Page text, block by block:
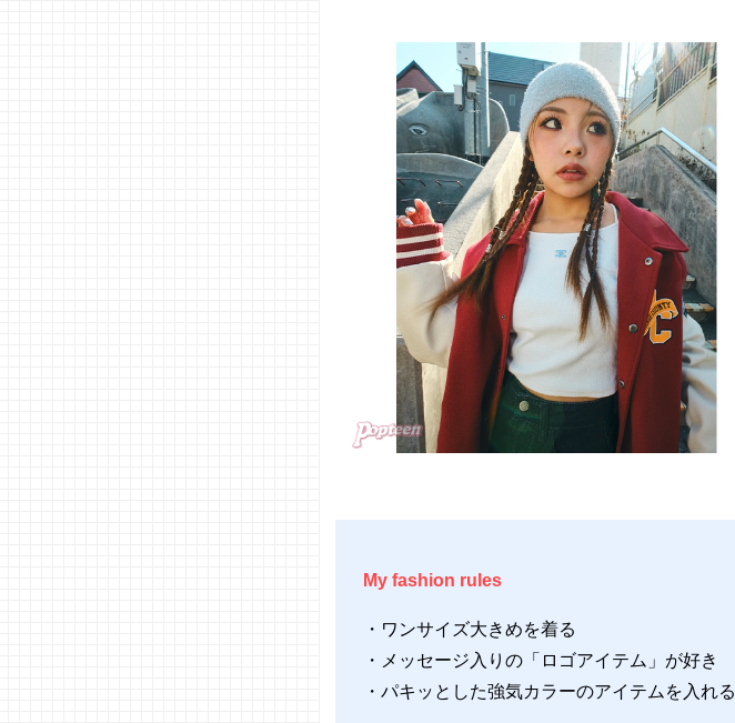
My fashion rules
・ワンサイズ大きめを着る
・メッセージ入りの「ロゴアイテム」が好き
・パキッとした強気カラーのアイテムを入れる